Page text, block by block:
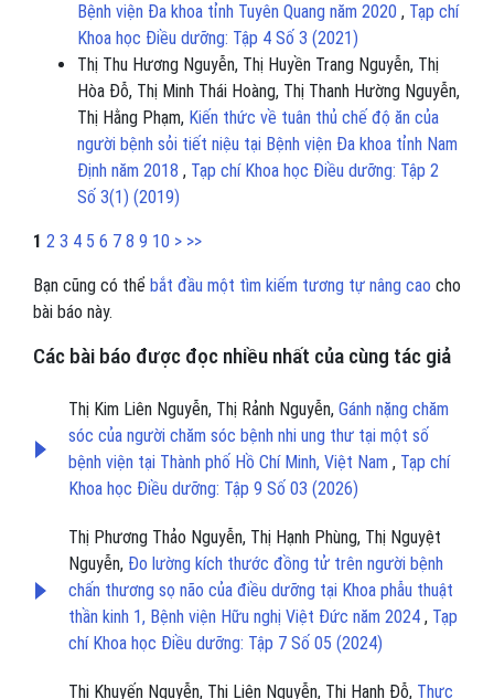
Bệnh viện Đa khoa tỉnh Tuyên Quang năm 2020 , Tạp chí
Khoa học Điều dưỡng: Tập 4 Số 3 (2021)
Thị Thu Hương Nguyễn, Thị Huyền Trang Nguyễn, Thị
Hòa Đỗ, Thị Minh Thái Hoàng, Thị Thanh Hường Nguyễn,
Thị Hằng Phạm, Kiến thức về tuân thủ chế độ ăn của
người bệnh sỏi tiết niệu tại Bệnh viện Đa khoa tỉnh Nam
Định năm 2018 , Tạp chí Khoa học Điều dưỡng: Tập 2
Số 3(1) (2019)
1 2 3 4 5 6 7 8 9 10 > >>
Bạn cũng có thể bắt đầu một tìm kiếm tương tự nâng cao cho
bài báo này.
Các bài báo được đọc nhiều nhất của cùng tác giả
Thị Kim Liên Nguyễn, Thị Rảnh Nguyễn, Gánh nặng chăm
sóc của người chăm sóc bệnh nhi ung thư tại một số
bệnh viện tại Thành phố Hồ Chí Minh, Việt Nam , Tạp chí
Khoa học Điều dưỡng: Tập 9 Số 03 (2026)
Thị Phương Thảo Nguyễn, Thị Hạnh Phùng, Thị Nguyệt
Nguyễn, Đo lường kích thước đồng tử trên người bệnh
chấn thương sọ não của điều dưỡng tại Khoa phẫu thuật
thần kinh 1, Bệnh viện Hữu nghị Việt Đức năm 2024 , Tạp
chí Khoa học Điều dưỡng: Tập 7 Số 05 (2024)
Thị Khuyến Nguyễn, Thị Liên Nguyễn, Thị Hạnh Đỗ, Thực